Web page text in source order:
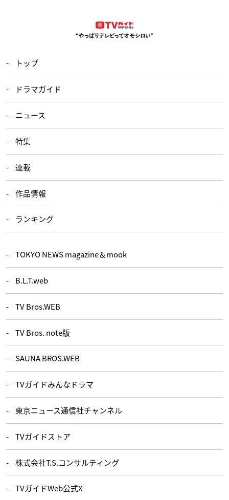
トップ
ドラマガイド
ニュース
特集
連載
作品情報
ランキング
TOKYO NEWS magazine＆mook
B.L.T.web
TV Bros.WEB
TV Bros. note版
SAUNA BROS.WEB
TVガイドみんなドラマ
東京ニュース通信社チャンネル
TVガイドストア
株式会社T.S.コンサルティング
TVガイドWeb公式X